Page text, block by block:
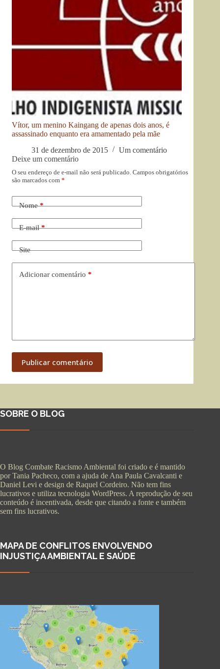
Vítor, um menino Kaingang de apenas dois anos, é
assassinado enquanto era amamentado pela mãe
31 de dezembro de 2015
Um comentário
Deixe um comentário
O seu endereço de e-mail não será publicado. Campos obrigatórios
são marcados com *
Nome*
E-mail*
Site
Adicionar comentário *
Publicar comentário
SOBRE O BLOG
O Blog Combate Racismo Ambiental foi criado e é mantido
por Tania Pacheco, com a ajuda de Ana Paula Cavalcanti e
Daniel Levi e design de Raquel Cordeiro. Não tem fins
lucrativos e utiliza tecnologia WordPress. A reprodução de seu
conteúdo é incentivada, desde que citando a fonte e também
sem fins lucrativos.
MAPA DE CONFLITOS ENVOLVENDO
INJUSTIÇA AMBIENTAL E SAÚDE